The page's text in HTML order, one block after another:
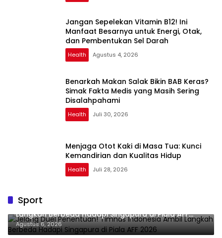
Jangan Sepelekan Vitamin B12! Ini
Manfaat Besarnya untuk Energi, Otak,
dan Pembentukan Sel Darah
Health Agustus 4, 2026
Benarkah Makan Salak Bikin BAB Keras?
Simak Fakta Medis yang Masih Sering
Disalahpahami
Health Juli 30, 2026
Menjaga Otot Kaki di Masa Tua: Kunci
Kemandirian dan Kualitas Hidup
Health Juli 28, 2026
Sport
Jelang Duel Penentuan! Timnas Indonesia Ambil
Langkah Berbeda Hadapi Singapura di Piala AFF
2026
Agustus 6, 2026